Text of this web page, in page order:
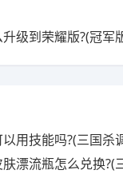
能吗?(三国杀调虎离山有什
么兑换?(三国杀武动乾坤张